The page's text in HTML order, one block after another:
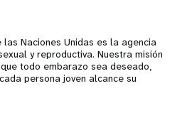
Naciones Unidas es la agencia
y reproductiva. Nuestra misión
todo embarazo sea deseado,
persona joven alcance su